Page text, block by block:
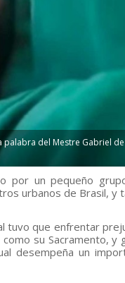
del Mestre Gabriel de
por un pequeño
urbanos de Brasil, y
que enfrentar
su Sacramento, y
desempeña un